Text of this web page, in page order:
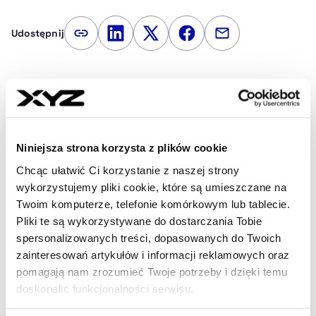
Niniejsza strona korzysta z plików cookie
Chcąc ułatwić Ci korzystanie z naszej strony
wykorzystujemy pliki cookie, które są umieszczane na
Twoim komputerze, telefonie komórkowym lub tablecie.
Pliki te są wykorzystywane do dostarczania Tobie
spersonalizowanych treści, dopasowanych do Twoich
zainteresowań artykułów i informacji reklamowych oraz
pomagają nam zrozumieć Twoje potrzeby i dzięki temu
doskonalić funkcjonalności serwisu.
Najnowsze
21:44
Donald Tusk komentuje zysk Orlenu.
Wskazuje na podatek od
nadzwyczajnych zysków firm
paliwowych
Udostępnij Kopiuj link artykułu
Udostępnij na LinkedIn
Udostępnij na Twitterze
Udostępnij na
Udostępnij
Strona główna
Nie żyje właściciel OnlyFans.
Zmarł w wieku 43 lat